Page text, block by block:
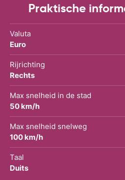
Praktische
Valuta
Euro
Rijrichting
Rechts
Max snelheid in de stad
50 km/h
Max snelheid snelweg
100 km/h
Taal
Duits